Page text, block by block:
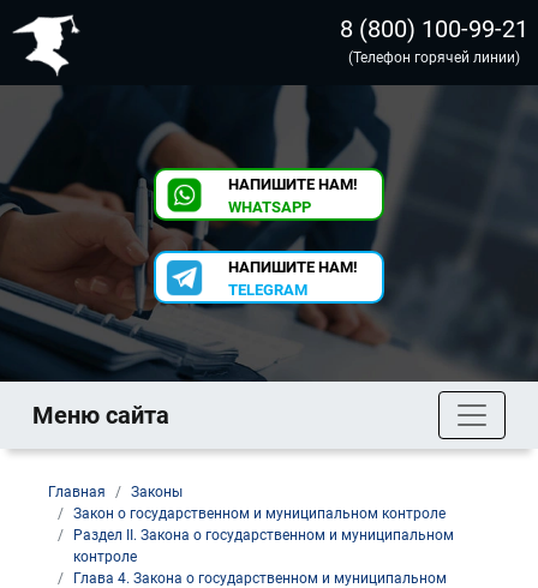
8 (800) 100-99-21
(Телефон горячей линии)
НАПИШИТЕ НАМ!
WHATSAPP
НАПИШИТЕ НАМ!
TELEGRAM
Меню сайта
Главная
Законы
Закон о государственном и муниципальном контроле
Раздел II. Закона о государственном и муниципальном
контроле
Глава 4. Закона о государственном и муниципальном